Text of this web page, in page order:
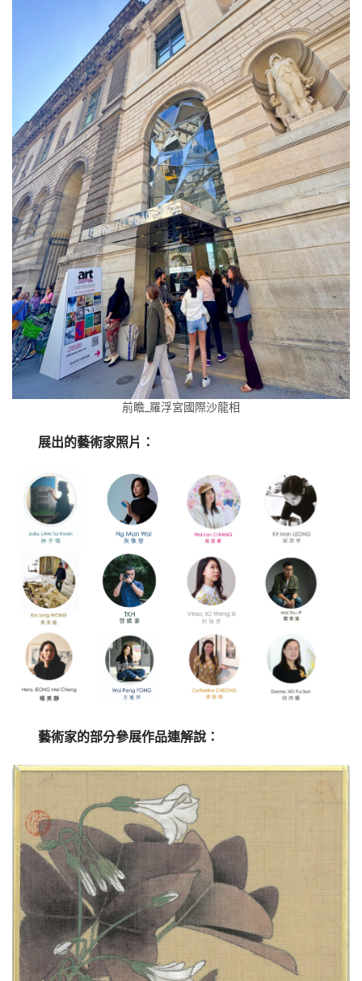
前瞻_羅浮宮國際沙龍相
展出的藝術家照片：
藝術家的部分參展作品連解說：